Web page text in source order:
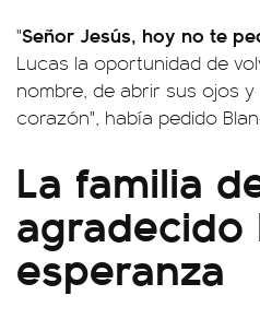
"Señor Jesús, hoy no te
Lucas la oportunidad de
nombre, de abrir sus ojos
corazón", había pedido
La familia
agradecido
esperanza